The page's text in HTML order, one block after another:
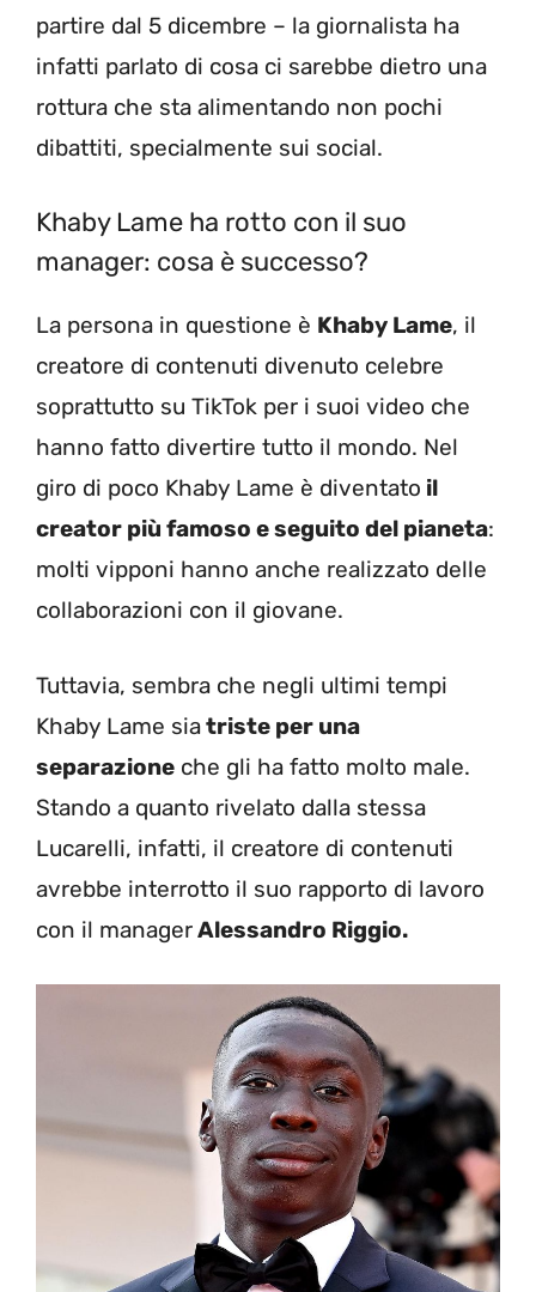
partire dal 5 dicembre – la giornalista ha
infatti parlato di cosa ci sarebbe dietro una
rottura che sta alimentando non pochi
dibattiti, specialmente sui social.
Khaby Lame ha rotto con il suo
manager: cosa è successo?
La persona in questione è Khaby Lame, il
creatore di contenuti divenuto celebre
soprattutto su TikTok per i suoi video che
hanno fatto divertire tutto il mondo. Nel
giro di poco Khaby Lame è diventato il
creator più famoso e seguito del pianeta:
molti vipponi hanno anche realizzato delle
collaborazioni con il giovane.
Tuttavia, sembra che negli ultimi tempi
Khaby Lame siatriste per una
separazione che gli ha fatto molto male.
Stando a quanto rivelato dalla stessa
Lucarelli, infatti, il creatore di contenuti
avrebbe interrotto il suo rapporto di lavoro
con il managerAlessandro Riggio.